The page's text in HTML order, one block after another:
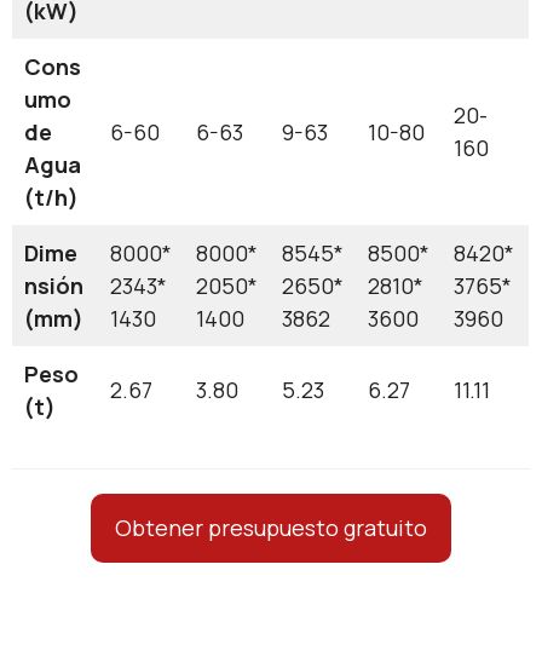
(kW)
Cons
umo
de
Agua
(t/h)
6-60 6-63 9-63 10-80
20-
160
Dime
nsión
(mm)
8000*
2343*
1430
8000*
2050*
1400
8545*
2650*
3862
8500*
2810*
3600
8420*
3765*
3960
Peso
(t)
2.67 3.80 5.23 6.27 11.11
Obtener presupuesto gratuito